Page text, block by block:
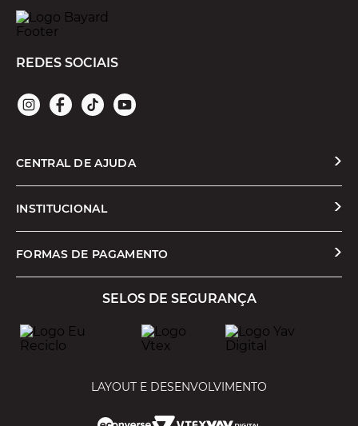
REDES SOCIAIS
CENTRAL DE AJUDA
Solicitar Troca ou Devolução
Formas de Pagamento
Cashback
Política de Trocas e Devoluções
INSTITUCIONAL
Quem Somos
Trabalhe Conosco
Política de Privacidade
FORMAS DE PAGAMENTO
SELOS DE SEGURANÇA
LAYOUT E DESENVOLVIMENTO